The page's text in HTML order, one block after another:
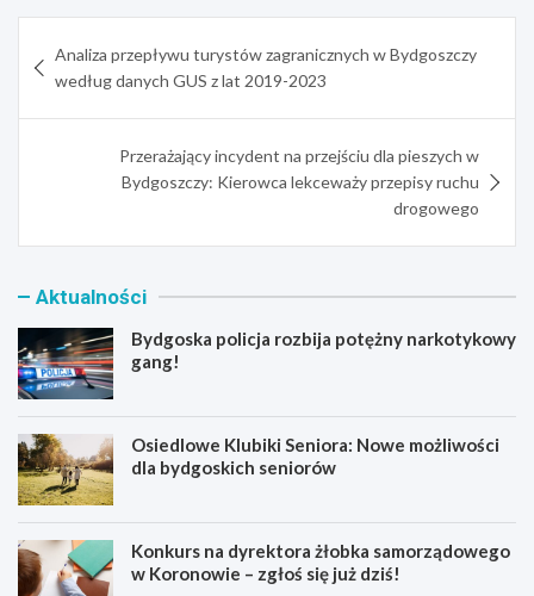
wpisu
Analiza przepływu turystów zagranicznych w Bydgoszczy
według danych GUS z lat 2019-2023
Przerażający incydent na przejściu dla pieszych w
Bydgoszczy: Kierowca lekceważy przepisy ruchu
drogowego
Aktualności
Bydgoska policja rozbija potężny narkotykowy
gang!
Osiedlowe Klubiki Seniora: Nowe możliwości
dla bydgoskich seniorów
Konkurs na dyrektora żłobka samorządowego
w Koronowie – zgłoś się już dziś!